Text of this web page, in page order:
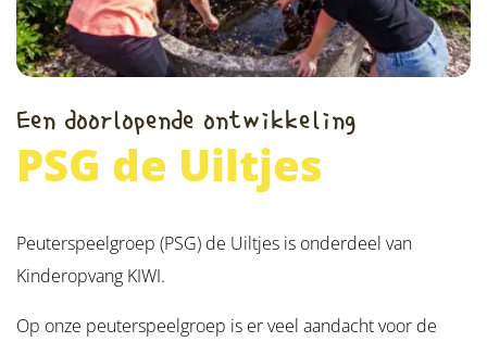
Een doorlopende ontwikkeling
PSG de Uiltjes
Peuterspeelgroep (PSG) de Uiltjes is onderdeel van
Kinderopvang KIWI.
Op onze peuterspeelgroep is er veel aandacht voor de